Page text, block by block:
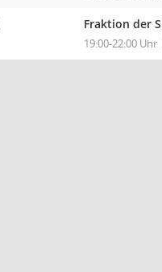
Fraktion der
19:00-22:00 Uhr